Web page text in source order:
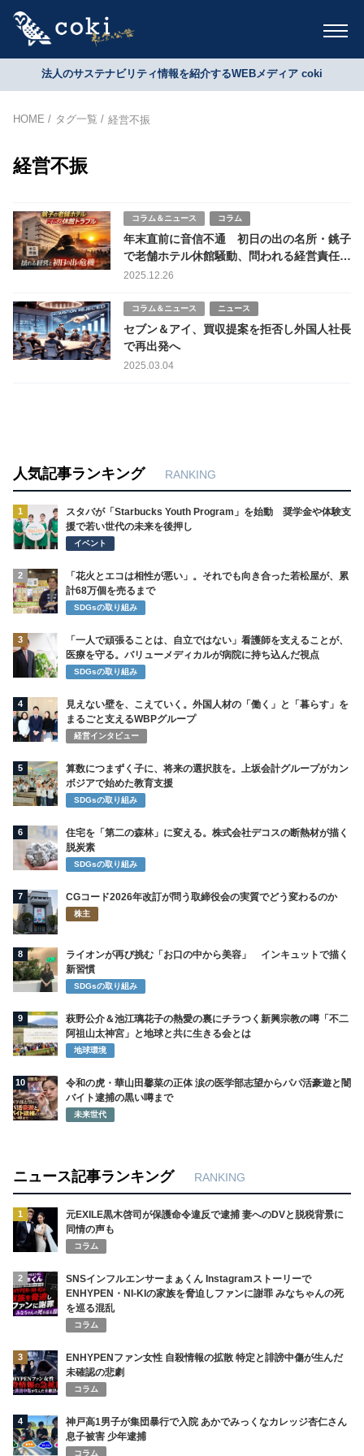
法人のサステナビリティ情報を紹介するWEBメディア coki
HOME タグ一覧 経営不振
経営不振
コラム＆ニュース コラム
年末直前に音信不通 初日の出の名所・銚子
で老舗ホテル休館騒動、問われる経営責任と
観光地の危機管理
2025.12.26
コラム＆ニュース ニュース
セブン＆アイ、買収提案を拒否し外国人社長
で再出発へ
2025.03.04
人気記事ランキング RANKING
1
スタバが「Starbucks Youth Program」を始動 奨学金や体験支
援で若い世代の未来を後押し
イベント
2
「花火とエコは相性が悪い」。それでも向き合った若松屋が、累
計68万個を売るまで
SDGsの取り組み
3
「一人で頑張ることは、自立ではない」看護師を支えることが、
医療を守る。バリューメディカルが病院に持ち込んだ視点
SDGsの取り組み
4
見えない壁を、こえていく。外国人材の「働く」と「暮らす」を
まるごと支えるWBPグループ
経営インタビュー
5
算数につまずく子に、将来の選択肢を。上坂会計グループがカン
ボジアで始めた教育支援
SDGsの取り組み
6
住宅を「第二の森林」に変える。株式会社デコスの断熱材が描く
脱炭素
SDGsの取り組み
7 CGコード2026年改訂が問う取締役会の実質でどう変わるのか
株主
8
ライオンが再び挑む「お口の中から美容」 インキュットで描く
新習慣
SDGsの取り組み
9
萩野公介＆池江璃花子の熱愛の裏にチラつく新興宗教の噂「不二
阿祖山太神宮」と地球と共に生きる会とは
地球環境
10
令和の虎・華山田馨菜の正体 涙の医学部志望からパパ活豪遊と闇
バイト逮捕の黒い噂まで
未来世代
ニュース記事ランキング RANKING
1
元EXILE黒木啓司が保護命令違反で逮捕 妻へのDVと脱税背景に
同情の声も
コラム
2
SNSインフルエンサーまぁくん Instagramストーリーで
ENHYPEN・NI-KIの家族を脅迫しファンに謝罪 みなちゃんの死
を巡る混乱
コラム
3
ENHYPENファン女性 自殺情報の拡散 特定と誹謗中傷が生んだ
未確認の悲劇
コラム
4
神戸高1男子が集団暴行で入院 あかでみっくなカレッジ杏仁さん
息子被害 少年逮捕
コラム